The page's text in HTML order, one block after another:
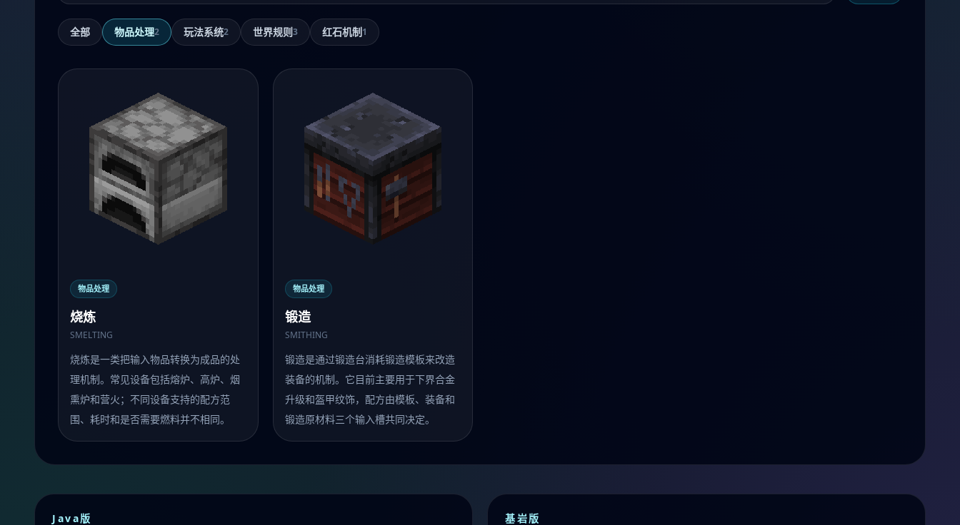
全部 物品处理2 玩法系统2 世界规则3 红石机制1
物品处理
烧炼
SMELTING
烧炼是一类把输入物品转换为成品的处
理机制。常见设备包括熔炉、高炉、烟
熏炉和营火；不同设备支持的配方范
围、耗时和是否需要燃料并不相同。
物品处理
锻造
SMITHING
锻造是通过锻造台消耗锻造模板来改造
装备的机制。它目前主要用于下界合金
升级和盔甲纹饰，配方由模板、装备和
锻造原材料三个输入槽共同决定。
Java版 基岩版